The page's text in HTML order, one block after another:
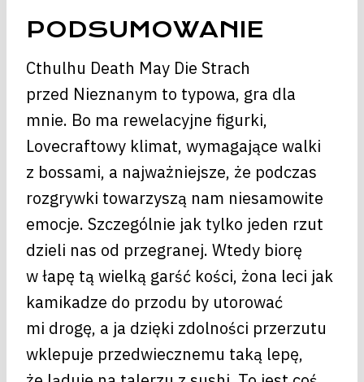
PODSUMOWANIE
Cthulhu Death May Die Strach
przed Nieznanym to typowa, gra dla
mnie. Bo ma rewelacyjne figurki,
Lovecraftowy klimat, wymagające walki
z bossami, a najważniejsze, że podczas
rozgrywki towarzyszą nam niesamowite
emocje. Szczególnie jak tylko jeden rzut
dzieli nas od przegranej. Wtedy biorę
w łapę tą wielką garść kości, żona leci jak
kamikadze do przodu by utorować
mi drogę, a ja dzięki zdolności przerzutu
wklepuje przedwiecznemu taką lepę,